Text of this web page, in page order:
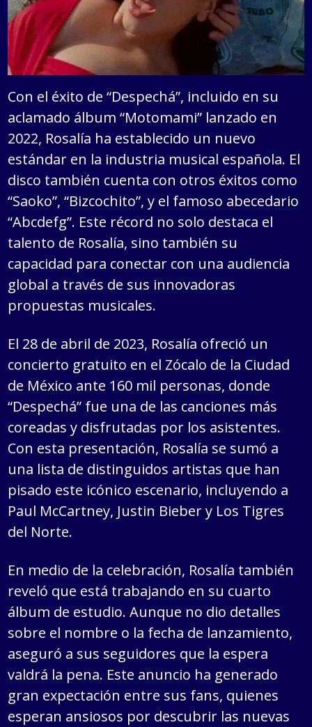
Con el éxito de “Despechá”, incluido en su
aclamado álbum “Motomami” lanzado en
2022, Rosalía ha establecido un nuevo
estándar en la industria musical española. El
disco también cuenta con otros éxitos como
“Saoko”, “Bizcochito”, y el famoso abecedario
“Abcdefg”. Este récord no solo destaca el
talento de Rosalía, sino también su
capacidad para conectar con una audiencia
global a través de sus innovadoras
propuestas musicales.
El 28 de abril de 2023, Rosalía ofreció un
concierto gratuito en el Zócalo de la Ciudad
de México ante 160 mil personas, donde
“Despechá” fue una de las canciones más
coreadas y disfrutadas por los asistentes.
Con esta presentación, Rosalía se sumó a
una lista de distinguidos artistas que han
pisado este icónico escenario, incluyendo a
Paul McCartney, Justin Bieber y Los Tigres
del Norte.
En medio de la celebración, Rosalía también
reveló que está trabajando en su cuarto
álbum de estudio. Aunque no dio detalles
sobre el nombre o la fecha de lanzamiento,
aseguró a sus seguidores que la espera
valdrá la pena. Este anuncio ha generado
gran expectación entre sus fans, quienes
esperan ansiosos por descubrir las nuevas